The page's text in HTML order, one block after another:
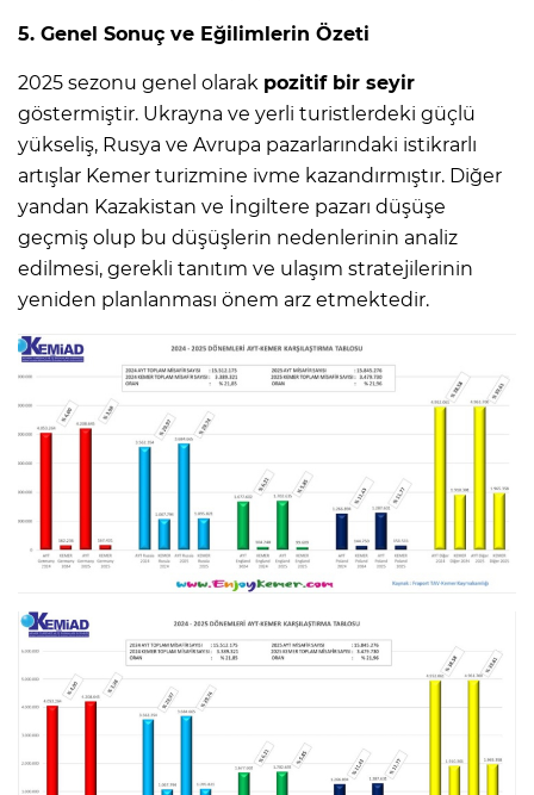
5. Genel Sonuç ve Eğilimlerin Özeti
2025 sezonu genel olarak pozitif bir seyir
göstermiştir. Ukrayna ve yerli turistlerdeki güçlü
yükseliş, Rusya ve Avrupa pazarlarındaki istikrarlı
artışlar Kemer turizmine ivme kazandırmıştır. Diğer
yandan Kazakistan ve İngiltere pazarı düşüşe
geçmiş olup bu düşüşlerin nedenlerinin analiz
edilmesi, gerekli tanıtım ve ulaşım stratejilerinin
yeniden planlanması önem arz etmektedir.